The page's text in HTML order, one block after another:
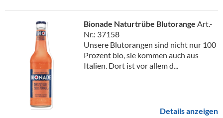
Bionade Naturtrübe Blutorange Art.-
Nr.: 37158
Unsere Blutorangen sind nicht nur 100
Prozent bio, sie kommen auch aus
Italien. Dort ist vor allem d...
Details anzeigen